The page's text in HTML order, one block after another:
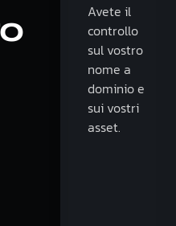
Avete il
controllo
sul vostro
nome a
dominio e
sui vostri
asset.